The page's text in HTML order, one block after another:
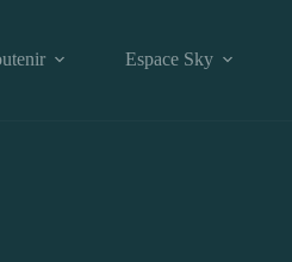
Espace Sky